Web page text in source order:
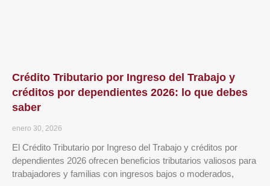
Crédito Tributario por Ingreso del Trabajo y
créditos por dependientes 2026: lo que debes
saber
enero 30, 2026
El Crédito Tributario por Ingreso del Trabajo y créditos por
dependientes 2026 ofrecen beneficios tributarios valiosos para
trabajadores y familias con ingresos bajos o moderados,